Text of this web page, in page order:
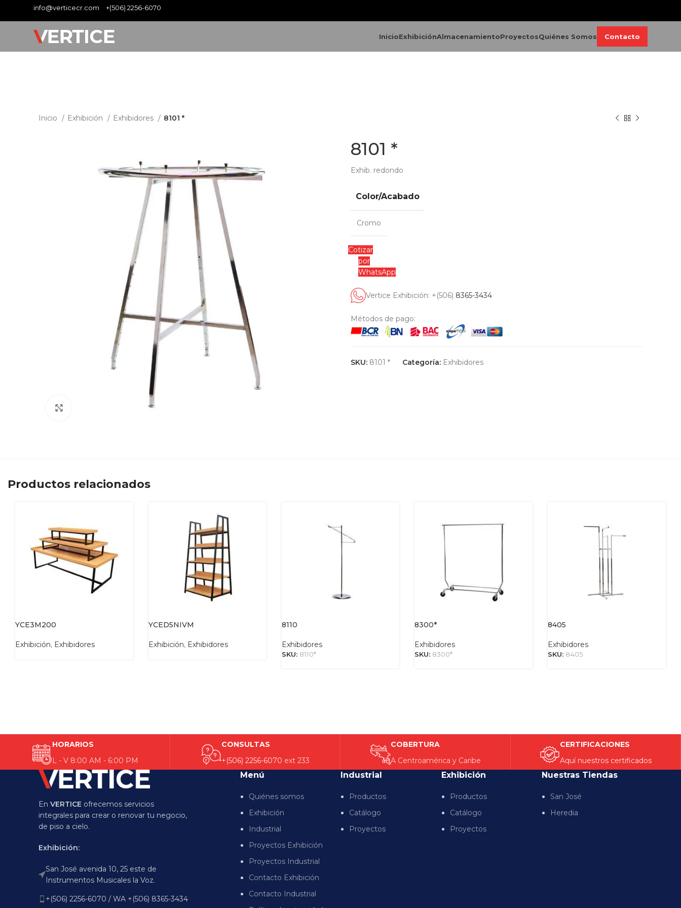
info@verticecr.com +(506) 2256-6070
InicioExhibiciónAlmacenamientoProyectosQuiénes Somos Contacto
Inicio Exhibición Exhibidores 8101 *
8101 *
Exhib. redondo
Color/Acabado
Cromo
Cotizar
por
WhatsApp
Vertice Exhibición: +(506) 8365-3434
Métodos de pago:
SKU: 8101 * Categoría: Exhibidores
Productos relacionados
YCE3M200
Exhibición, Exhibidores
YCED5NIVM
Exhibición, Exhibidores
8110
Exhibidores
SKU: 8110*
8300*
Exhibidores
SKU: 8300*
8405
Exhibidores
SKU: 8405
HORARIOS
L - V 8:00 AM - 6:00 PM
CONSULTAS
+(506) 2256-6070 ext 233
COBERTURA
A Centroamérica y Caribe
CERTIFICACIONES
Aquí nuestros certificados
En VERTICE ofrecemos servicios
integrales para crear o renovar tu negocio,
de piso a cielo.
Exhibición:
San José avenida 10, 25 este de
Instrumentos Musicales la Voz.
+(506) 2256-6070 / WA +(506) 8365-3434
Menú
Quiénes somos
Exhibición
Industrial
Proyectos Exhibición
Proyectos Industrial
Contacto Exhibición
Contacto Industrial
Industrial
Productos
Catálogo
Proyectos
Exhibición
Productos
Catálogo
Proyectos
Nuestras Tiendas
San José
Heredia